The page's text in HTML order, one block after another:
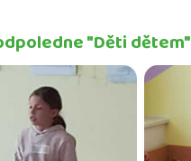
"Děti dětem"